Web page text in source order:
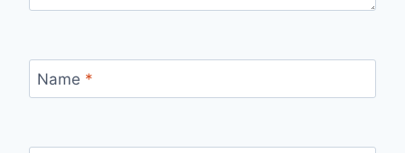
Name *